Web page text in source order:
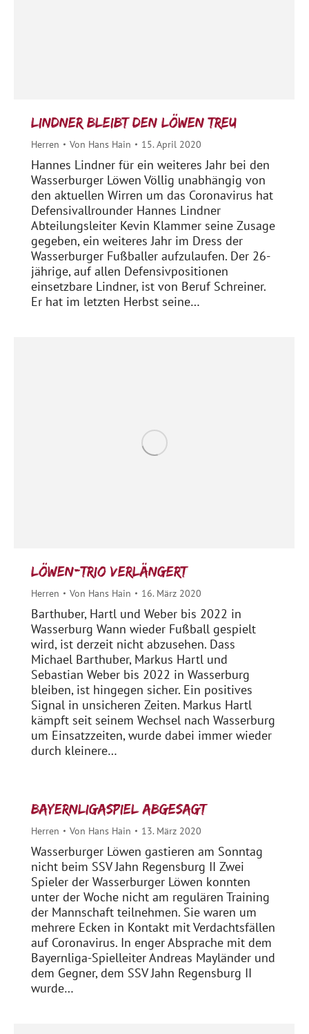
Lindner bleibt den Löwen treu
Herren Von Hans Hain 15. April 2020
Hannes Lindner für ein weiteres Jahr bei den
Wasserburger Löwen Völlig unabhängig von
den aktuellen Wirren um das Coronavirus hat
Defensivallrounder Hannes Lindner
Abteilungsleiter Kevin Klammer seine Zusage
gegeben, ein weiteres Jahr im Dress der
Wasserburger Fußballer aufzulaufen. Der 26-
jährige, auf allen Defensivpositionen
einsetzbare Lindner, ist von Beruf Schreiner.
Er hat im letzten Herbst seine…
Löwen-Trio verlängert
Herren Von Hans Hain 16. März 2020
Barthuber, Hartl und Weber bis 2022 in
Wasserburg Wann wieder Fußball gespielt
wird, ist derzeit nicht abzusehen. Dass
Michael Barthuber, Markus Hartl und
Sebastian Weber bis 2022 in Wasserburg
bleiben, ist hingegen sicher. Ein positives
Signal in unsicheren Zeiten. Markus Hartl
kämpft seit seinem Wechsel nach Wasserburg
um Einsatzzeiten, wurde dabei immer wieder
durch kleinere…
Bayernligaspiel abgesagt
Herren Von Hans Hain 13. März 2020
Wasserburger Löwen gastieren am Sonntag
nicht beim SSV Jahn Regensburg II Zwei
Spieler der Wasserburger Löwen konnten
unter der Woche nicht am regulären Training
der Mannschaft teilnehmen. Sie waren um
mehrere Ecken in Kontakt mit Verdachtsfällen
auf Coronavirus. In enger Absprache mit dem
Bayernliga-Spielleiter Andreas Mayländer und
dem Gegner, dem SSV Jahn Regensburg II
wurde…